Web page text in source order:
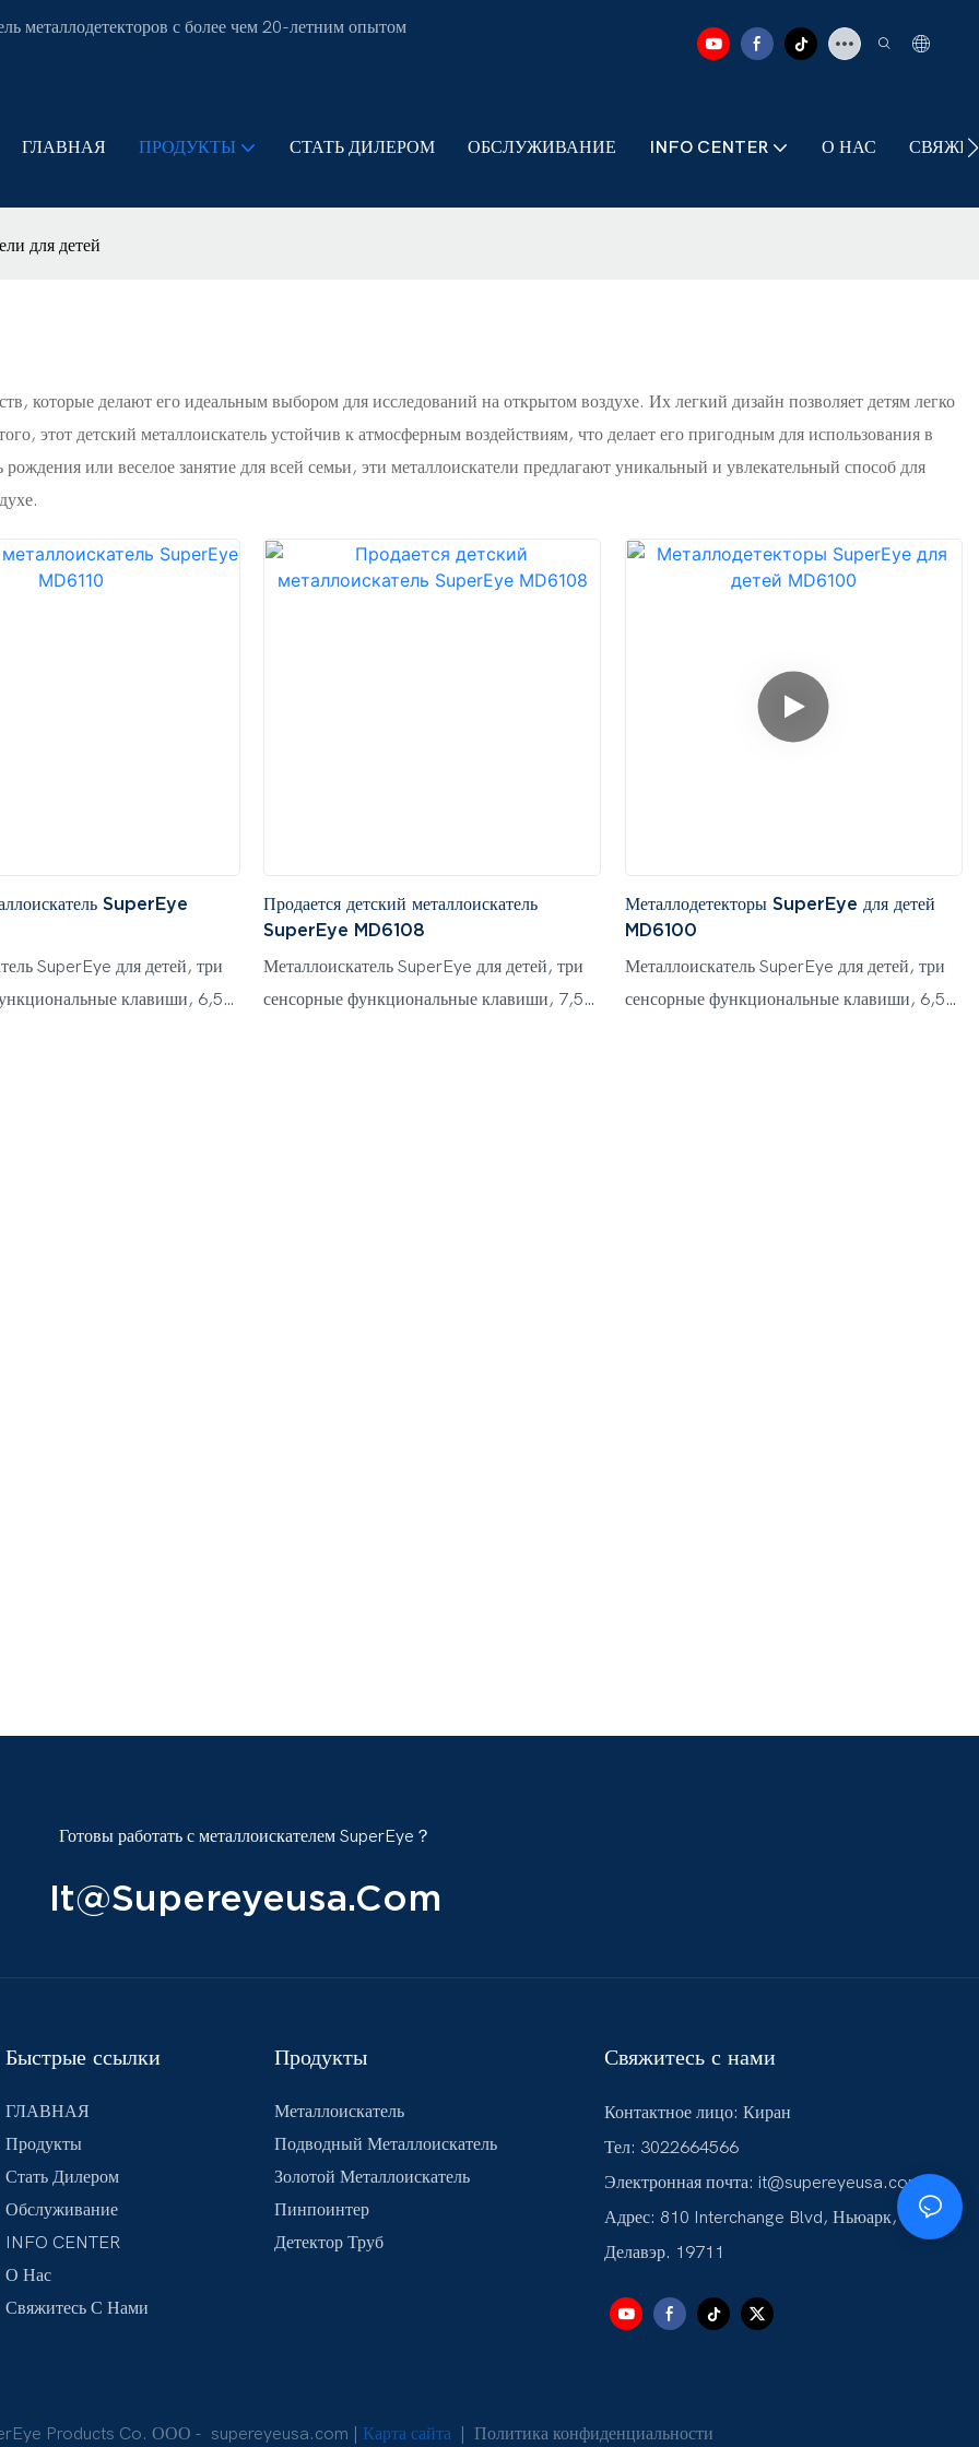
металлодетекторов с более чем 20-летним опытом
ГЛАВНАЯ ПРОДУКТЫ СТАТЬ ДИЛЕРОМ ОБСЛУЖИВАНИЕ INFO CENTER О НАС
для детей
которые делают его идеальным выбором для исследований на открытом воздухе. Их легкий дизайн позволяет детям легко
этот детский металлоискатель устойчив к атмосферным воздействиям, что делает его пригодным для использования в
или веселое занятие для всей семьи, эти металлоискатели предлагают уникальный и увлекательный способ для
SuperEye
SuperEye для детей, три
клавиши, 6,5-
Продается детский металлоискатель
SuperEye MD6108
Металлоискатель SuperEye для детей, три
сенсорные функциональные клавиши, 7,5-
Металлодетекторы SuperEye для детей
MD6100
Металлоискатель SuperEye для детей, три
сенсорные функциональные клавиши, 6,5-
Готовы работать с металлоискателем SuperEye？
It@supereyeusa.com
Быстрые ссылки
ГЛАВНАЯ
Продукты
Стать Дилером
Обслуживание
INFO CENTER
О Нас
Свяжитесь С Нами
Продукты
Металлоискатель
Подводный Металлоискатель
Золотой Металлоискатель
Пинпоинтер
Детектор Труб
Свяжитесь с нами
Контактное лицо: Киран
Тел: 3022664566
Электронная почта: it@supereyeusa.com
Адрес: 810 Interchange Blvd, Ньюарк,
Делавэр. 19711
Products Co. ООО - supereyeusa.com Карта сайта Политика конфиденциальности